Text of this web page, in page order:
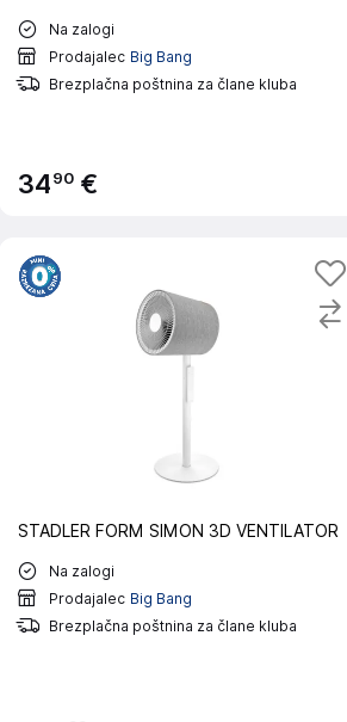
Na zalogi
Prodajalec Big Bang
Brezplačna poštnina za člane kluba
3490 €
STADLER FORM SIMON 3D VENTILATOR
Na zalogi
Prodajalec Big Bang
Brezplačna poštnina za člane kluba